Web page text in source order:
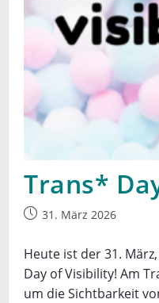
Trans*
Beitrag31. März 2026
Heute ist der 31.
Day of Visibility! Am
um die Sichtbarkeit